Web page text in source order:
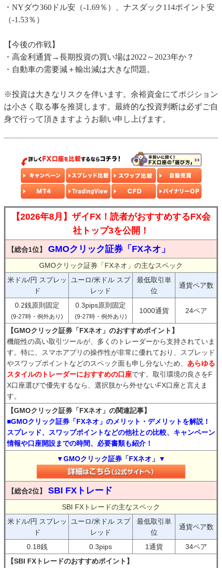
・NYダウ360ドル安（-1.69％）、ナスダック114ポイント安
（-1.53％）
【今後の作戦】
・高金利通貨→長期投資の買い場は2022～2023年か？
・自動車の需要減＋輸出減は大きな問題。
※投資は大きなリスクを伴います。余裕資金にてポジション
は小さく取る事を推奨します。最終的な投資判断は必ずご自
身で行って頂きますようお願い申し上げます。
【2026年8月】ザイFX！読者がおすすめするFX会
社トップ3を公開！
【総合1位】 GMOクリック証券「FXネオ」
GMOクリック証券「FXネオ」の主なスペック
米ドル/円 スプレッ
ド
ユーロ/米ドル スプ
レッド
最低取引単
位
通貨ペア数
0.2銭原則固定
(9-27時・例外あり)
0.3pips原則固定
(9-27時・例外あり)
1000通貨 24ペア
【GMOクリック証券「FXネオ」のおすすめポイント】
機能性の高い取引ツールが、多くのトレーダーから支持されていま
す。特に、スマホアプリの操作性が非常に優れており、スプレッド
やスワップポイントなどのスペック面も申し分ないため、 あらゆる
スタイルのトレーダーにおすすめの口座です。取引環境の良さをF
X口座選びで優先するなら、選択肢から外せないFX口座と言えま
す。
【GMOクリック証券「FXネオ」の関連記事】
■GMOクリック証券「FXネオ」のメリット・デメリットを解説！
スプレッド、スワップポイントなどの他社との比較、キャンペーン
情報や口座開設までの時間、必要書類も紹介！
▼GMOクリック証券「FXネオ」▼
【総合2位】 SBI FXトレード
SBI FXトレードの主なスペック
米ドル/円 スプレッ
ド
ユーロ/米ドル スプ
レッド
最低取引単
位
通貨ペア数
0.18銭 0.3pips 1通貨
34ペア
【SBI FXトレードのおすすめポイント】